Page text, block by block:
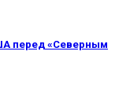
перед «Северным